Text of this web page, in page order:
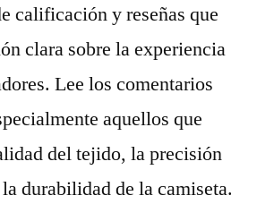
calificación y reseñas que
clara sobre la experiencia
Lee los comentarios
aquellos que
del tejido, la precisión
durabilidad de la camiseta.